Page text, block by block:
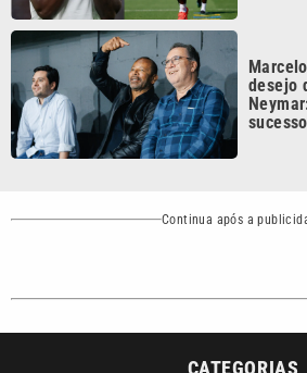
VTV é afiliada do
SBT na Região
Metropolitana de
Campinas e
Cotidiano
Mundo
Política
Área de cobertura que a VTV